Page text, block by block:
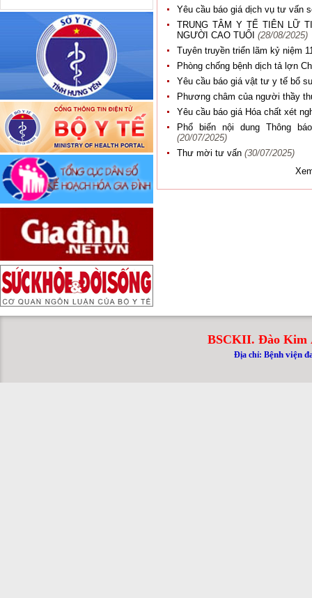
Yêu cầu báo giá dịch vụ tư vấn
TRUNG TÂM Y TẾ TIÊN LỮ
NGƯỜI CAO TUỔI (28/08/2025)
Tuyên truyền triển lãm kỷ niệm
Phòng chống bệnh dịch tả lợn
Yêu cầu báo giá vật tư y tế bổ
Phương châm của người thầy
Yêu cầu báo giá Hóa chất xét
Phổ biến nội dung Thông
(20/07/2025)
Thư mời tư vấn (30/07/2025)
BSCKII. Đào Kim
Địa chỉ: Bệnh viện